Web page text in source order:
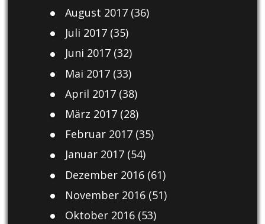
August 2017(36)
Juli 2017(35)
Juni 2017(32)
Mai 2017(33)
April 2017(38)
März 2017(28)
Februar 2017(35)
Januar 2017(54)
Dezember 2016(61)
November 2016(51)
Oktober 2016(53)